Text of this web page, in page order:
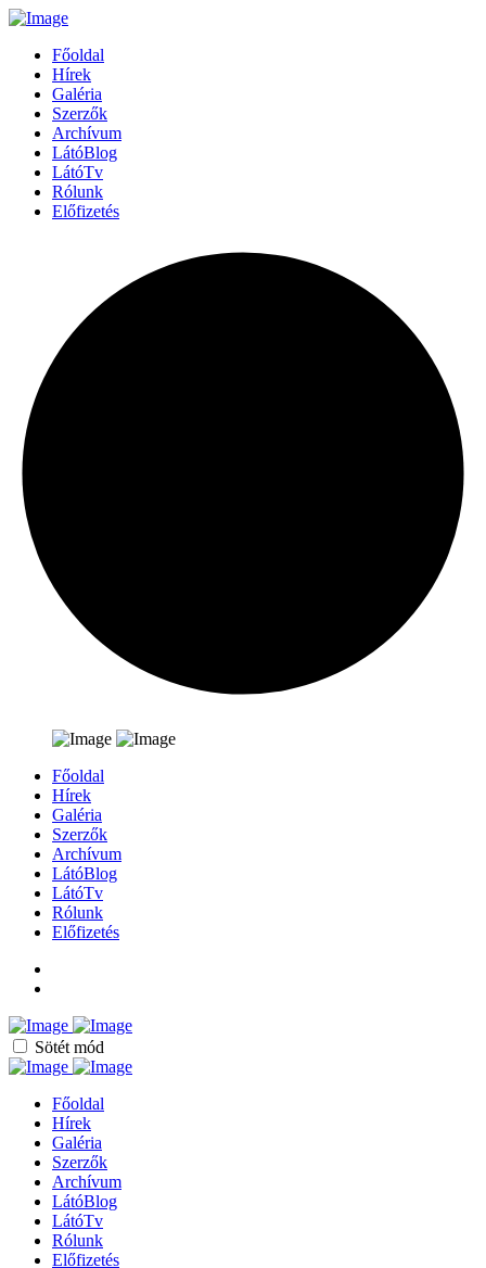
Főoldal
Hírek
Galéria
Szerzők
Archívum
LátóBlog
LátóTv
Rólunk
Előfizetés
Főoldal
Hírek
Galéria
Szerzők
Archívum
LátóBlog
LátóTv
Rólunk
Előfizetés
Sötét mód
Főoldal
Hírek
Galéria
Szerzők
Archívum
LátóBlog
LátóTv
Rólunk
Előfizetés